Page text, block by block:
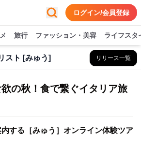
ログイン/会員登録
旅行 ファッション・美容 ライフスタ
スト [みゅう] リリース一覧
の秋！食で繋ぐイタリア旅
する［みゅう］オンライン体験ツア